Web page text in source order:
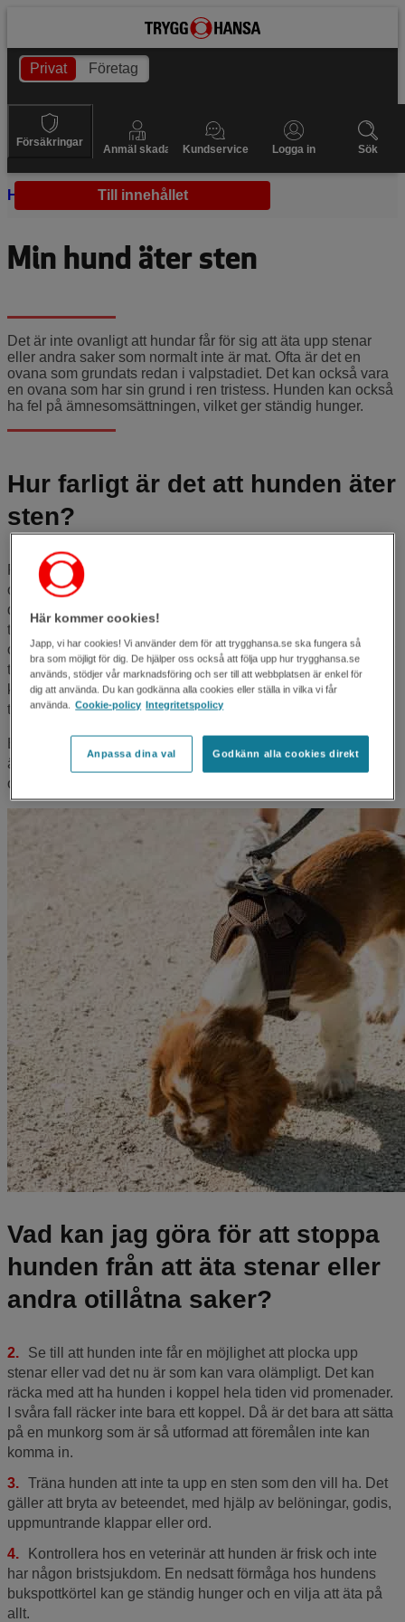
Till innehållet
Privat Företag
Försäkringar
Anmäl skada Kundservice Logga in Sök
Hem Hundhälsa Hund äter sten
Min hund äter sten
Det är inte ovanligt att hundar får för sig att äta upp stenar
eller andra saker som normalt inte är mat. Ofta är det en
ovana som grundats redan i valpstadiet. Det kan också vara
en ovana som har sin grund i ren tristess. Hunden kan också
ha fel på ämnesomsättningen, vilket ger ständig hunger.
Hur farligt är det att hunden äter
sten?
Får hunden i sig stenar så kan det bli stora problem som till
och med kan vara livsfarliga. Mindre stenar kommer oftast ut
den naturliga vägen, men större stenar kan fastna i
tunntarmen, med stor risk för vävnadsdöd och dyrbara
operationer. Vassa krosstenar kan perforera magsäcken eller
tarmväggen. Stenar kan även ansamlas i magsäcken, vilket
kan hindra en normal transport av födan vidare till
tjocktarmen.
är att tänderna snabbt blir nedslitna. Det kan orsaka smärta
och lidande, samt dyra tandvårdskostnader.
Vad kan jag göra för att stoppa
hunden från att äta stenar eller
andra otillåtna saker?
Se till att hunden inte får en möjlighet att plocka upp
stenar eller vad det nu är som kan vara olämpligt. Det kan
räcka med att ha hunden i koppel hela tiden vid promenader.
I svåra fall räcker inte bara ett koppel. Då är det bara att sätta
på en munkorg som är så utformad att föremålen inte kan
komma in.
Träna hunden att inte ta upp en sten som den vill ha. Det
gäller att bryta av beteendet, med hjälp av belöningar, godis,
uppmuntrande klappar eller ord.
Kontrollera hos en veterinär att hunden är frisk och inte
har någon bristsjukdom. En nedsatt förmåga hos hundens
bukspottkörtel kan ge ständig hunger och en vilja att äta på
allt.
Här kommer cookies!
Japp, vi har cookies! Vi använder dem för att trygghansa.se ska fungera så
bra som möjligt för dig. De hjälper oss också att följa upp hur trygghansa.se
används, stödjer vår marknadsföring och ser till att webbplatsen är enkel för
dig att använda. Du kan godkänna alla cookies eller ställa in vilka vi får
använda.
Cookie-policy Integritetspolicy
Anpassa dina val Godkänn alla cookies direkt